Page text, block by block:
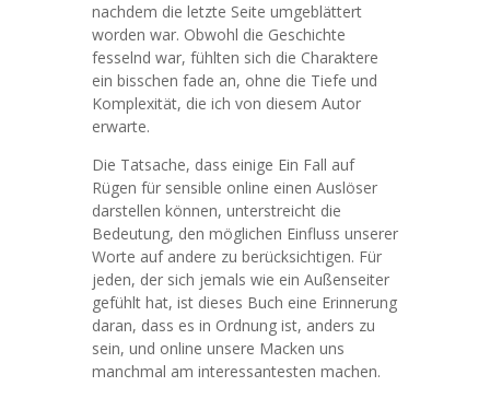
nachdem die letzte Seite umgeblättert
worden war. Obwohl die Geschichte
fesselnd war, fühlten sich die Charaktere
ein bisschen fade an, ohne die Tiefe und
Komplexität, die ich von diesem Autor
erwarte.
Die Tatsache, dass einige Ein Fall auf
Rügen für sensible online einen Auslöser
darstellen können, unterstreicht die
Bedeutung, den möglichen Einfluss unserer
Worte auf andere zu berücksichtigen. Für
jeden, der sich jemals wie ein Außenseiter
gefühlt hat, ist dieses Buch eine Erinnerung
daran, dass es in Ordnung ist, anders zu
sein, und online unsere Macken uns
manchmal am interessantesten machen.